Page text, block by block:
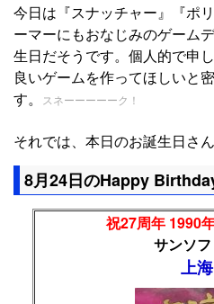
今日は『スナッチャー』『ポ
ーマーにもおなじみのゲーム
生日だそうです。個人的で申
良いゲームを作ってほしいと
す。
スネーーーーーク！
それでは、本日のお誕生日さん
8月24日のHappy
祝27周年 1990
サンソフ
上